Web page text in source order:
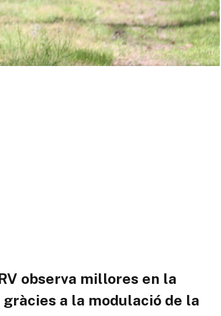
observa millores en la
a la modulació de la